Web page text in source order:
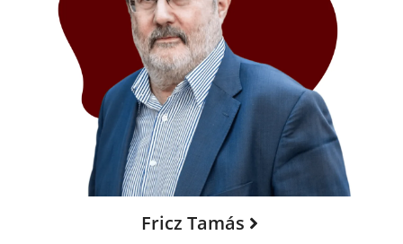
Fricz Tamás